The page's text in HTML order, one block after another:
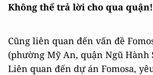
Không thể trả lời cho qua quận!
Cũng liên quan đến vấn đề
(phường Mỹ An, quận Ngũ Hành
Liên quan đến dự án Fomosa,